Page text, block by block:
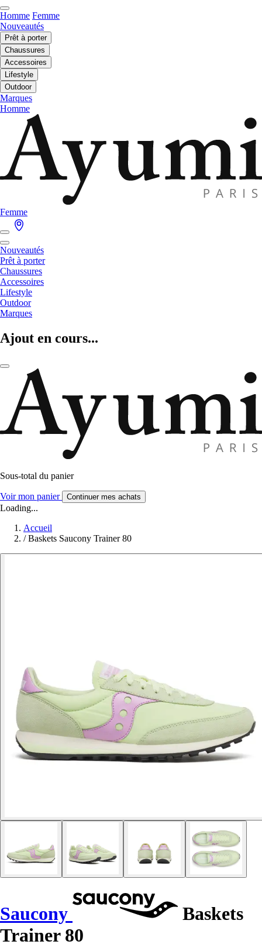
Homme Femme
Nouveautés
Prêt à porter
Chaussures
Accessoires
Lifestyle
Outdoor
Marques
Homme
Femme
Nouveautés
Prêt à porter
Chaussures
Accessoires
Lifestyle
Outdoor
Marques
Ajout en cours...
Sous-total du panier
Voir mon panier Continuer mes achats
Loading...
Accueil
/ Baskets Saucony Trainer 80
Saucony
Baskets
Trainer 80